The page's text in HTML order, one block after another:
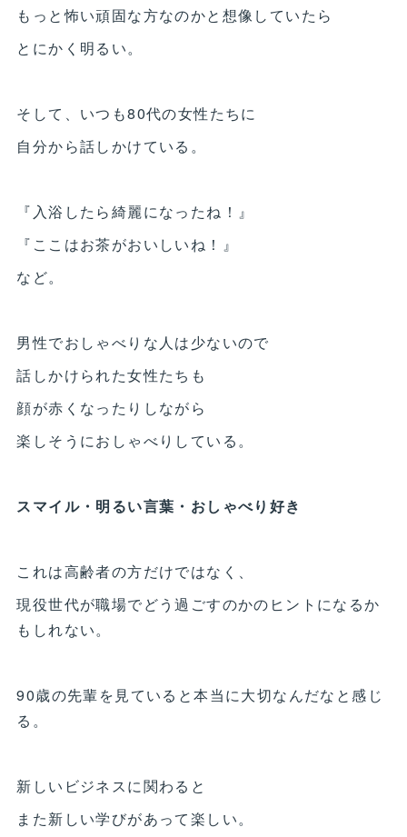
もっと怖い頑固な方なのかと想像していたら
とにかく明るい。
そして、いつも80代の女性たちに
自分から話しかけている。
『入浴したら綺麗になったね！』
『ここはお茶がおいしいね！』
など。
男性でおしゃべりな人は少ないので
話しかけられた女性たちも
顔が赤くなったりしながら
楽しそうにおしゃべりしている。
スマイル・明るい言葉・おしゃべり好き
これは高齢者の方だけではなく、
現役世代が職場でどう過ごすのかのヒントになるか
もしれない。
90歳の先輩を見ていると本当に大切なんだなと感じ
る。
新しいビジネスに関わると
また新しい学びがあって楽しい。